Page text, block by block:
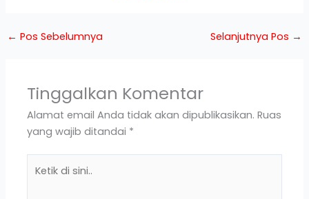
← Pos Sebelumnya Selanjutnya Pos →
Tinggalkan Komentar
Alamat email Anda tidak akan dipublikasikan. Ruas
yang wajib ditandai *
di